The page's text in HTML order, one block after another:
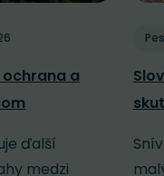
a
ďalší
medzi